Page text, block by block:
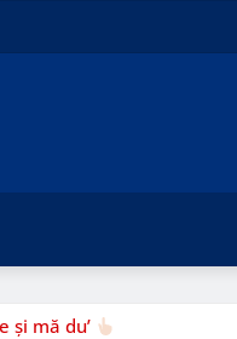
și mă du’